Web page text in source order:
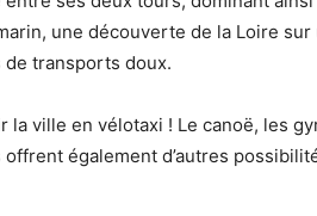
une découverte de la Loire sur
transports doux.
ville en vélotaxi ! Le canoë, les
également d’autres